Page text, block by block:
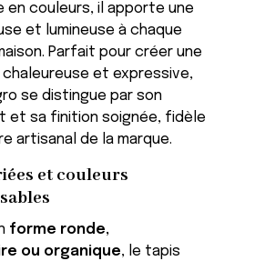
en couleurs, il apporte une
et lumineuse à chaque
Parfait pour créer une
et expressive,
se distingue par son
et sa finition soignée, fidèle
artisanal de la marque.
et couleurs
forme ronde,
ou organique, le tapis